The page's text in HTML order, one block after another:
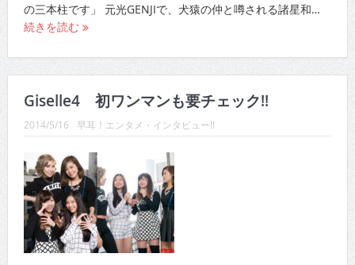
の三本柱です」 元光GENJIで、犬猿の仲と噂される諸星和…
続きを読む
Giselle4 初ワンマンも要チェック!!
2014/5/16 早耳！エンタメ・インタビュー!!